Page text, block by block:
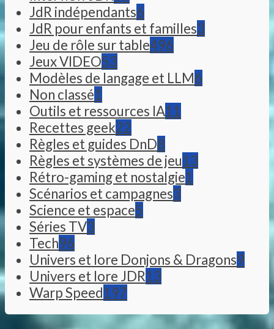
JdR indépendants6
JdR pour enfants et familles3
Jeu de rôle sur table496
Jeux VIDEO53
Modèles de langage et LLM6
Non classé1
Outils et ressources IA11
Recettes geek22
Règles et guides DnD8
Règles et systèmes de jeu13
Rétro-gaming et nostalgie1
Scénarios et campagnes3
Science et espace5
Séries TV3
Tech96
Univers et lore Donjons & Dragons9
Univers et lore JDR13
Warp Speed197